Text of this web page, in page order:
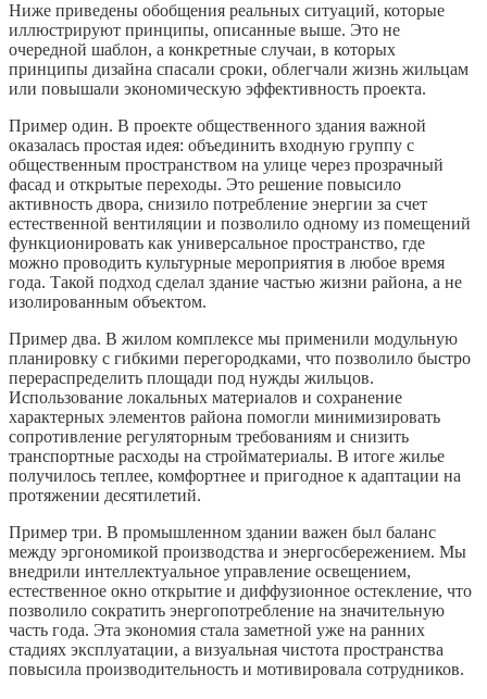
Ниже приведены обобщения реальных ситуаций, которые
иллюстрируют принципы, описанные выше. Это не
очередной шаблон, а конкретные случаи, в которых
принципы дизайна спасали сроки, облегчали жизнь жильцам
или повышали экономическую эффективность проекта.
Пример один. В проекте общественного здания важной
оказалась простая идея: объединить входную группу с
общественным пространством на улице через прозрачный
фасад и открытые переходы. Это решение повысило
активность двора, снизило потребление энергии за счет
естественной вентиляции и позволило одному из помещений
функционировать как универсальное пространство, где
можно проводить культурные мероприятия в любое время
года. Такой подход сделал здание частью жизни района, а не
изолированным объектом.
Пример два. В жилом комплексе мы применили модульную
планировку с гибкими перегородками, что позволило быстро
перераспределить площади под нужды жильцов.
Использование локальных материалов и сохранение
характерных элементов района помогли минимизировать
сопротивление регуляторным требованиям и снизить
транспортные расходы на стройматериалы. В итоге жилье
получилось теплее, комфортнее и пригодное к адаптации на
протяжении десятилетий.
Пример три. В промышленном здании важен был баланс
между эргономикой производства и энергосбережением. Мы
внедрили интеллектуальное управление освещением,
естественное окно открытие и диффузионное остекление, что
позволило сократить энергопотребление на значительную
часть года. Эта экономия стала заметной уже на ранних
стадиях эксплуатации, а визуальная чистота пространства
повысила производительность и мотивировала сотрудников.